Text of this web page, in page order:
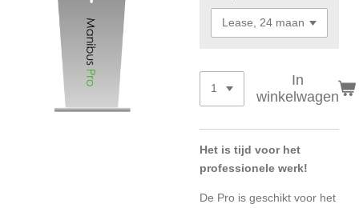
In
winkelwagen
Het is tijd voor het
professionele werk!
De Pro is geschikt voor het